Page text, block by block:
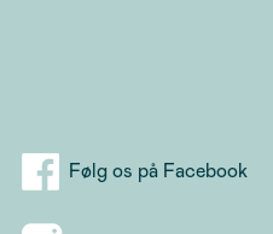
Følg os på Facebook